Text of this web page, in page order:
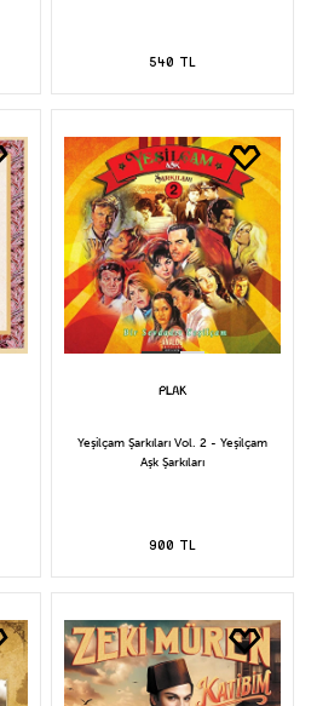
540 TL
Yeşilçam Şarkıları Vol. 2 - Yeşilçam
Aşk Şarkıları
900 TL